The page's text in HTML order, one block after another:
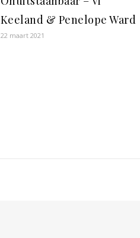
Keeland & Penelope Ward
22 maart 2021